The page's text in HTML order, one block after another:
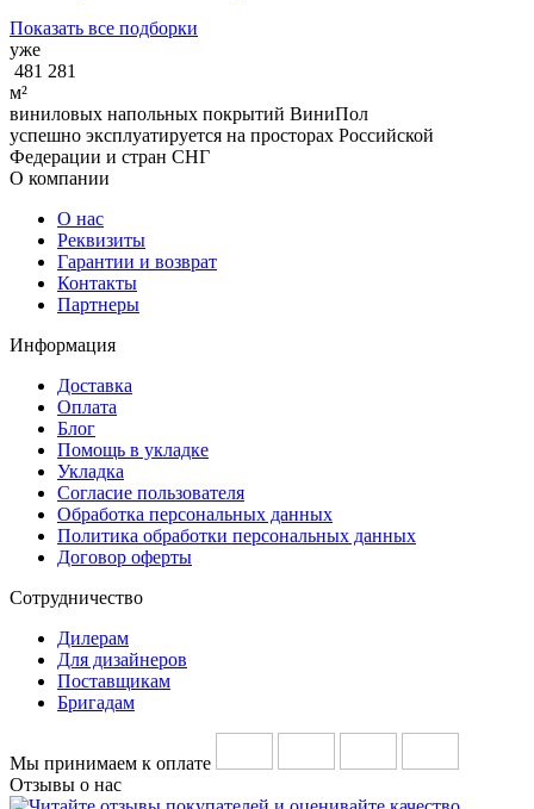
Показать все подборки
уже
481 281
м²
виниловых напольных покрытий ВиниПол
успешно эксплуатируется на просторах Российской
Федерации и стран СНГ
О компании
О нас
Реквизиты
Гарантии и возврат
Контакты
Партнеры
Информация
Доставка
Оплата
Блог
Помощь в укладке
Укладка
Согласие пользователя
Обработка персональных данных
Политика обработки персональных данных
Договор оферты
Сотрудничество
Дилерам
Для дизайнеров
Поставщикам
Бригадам
Мы принимаем к оплате
Отзывы о нас